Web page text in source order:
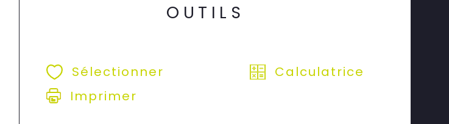
OUTILS
Sélectionner
Calculatrice
Imprimer